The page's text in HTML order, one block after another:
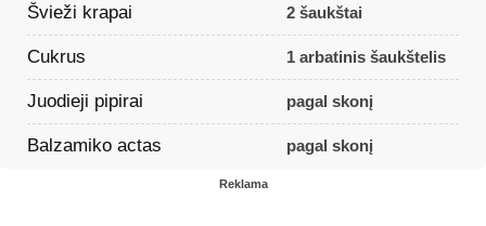
Švieži krapai 2 šaukštai
Cukrus 1 arbatinis šaukštelis
Juodieji pipirai pagal skonį
Balzamiko actas pagal skonį
Reklama